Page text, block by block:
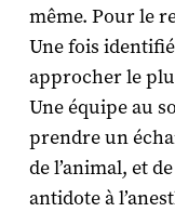
même. Pour le
Une fois
approcher le
Une équipe au
prendre un
de l’animal, et
antidote à